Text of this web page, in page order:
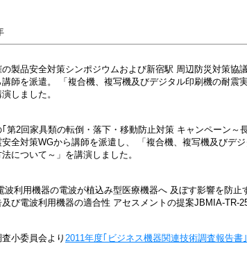
の製品安全対策シンポジウムおよび新宿駅 周辺防災対策協
師を派遣。 「複合機、複写機及びデジタル印刷機の耐震
しました。
第2回家具類の転倒・落下・移動防止対策 キャンペーン～
全対策WGから講師を派遣し、 「複合機、複写機及びデ
について～」を講演しました。
波利用機器の電波が植込み型医療機器へ 及ぼす影響を防止
び電波利用機器の適合性 アセスメントの提案JBMIA-TR-
小委員会より 2011年度｢ビジネス機器関連技術調査報告書｣